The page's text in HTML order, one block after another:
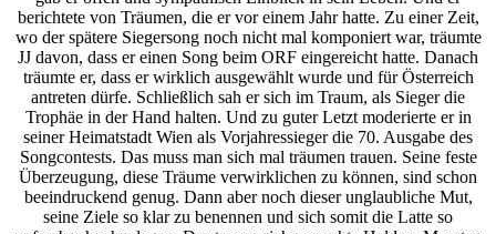
berichtete von Träumen, die er vor einem Jahr hatte. Zu einer Zeit,
wo der spätere Siegersong noch nicht mal komponiert war, träumte
JJ davon, dass er einen Song beim ORF eingereicht hatte. Danach
träumte er, dass er wirklich ausgewählt wurde und für Österreich
antreten dürfe. Schließlich sah er sich im Traum, als Sieger die
Trophäe in der Hand halten. Und zu guter Letzt moderierte er in
seiner Heimatstadt Wien als Vorjahressieger die 70. Ausgabe des
Songcontests. Das muss man sich mal träumen trauen. Seine feste
Überzeugung, diese Träume verwirklichen zu können, sind schon
beeindruckend genug. Dann aber noch dieser unglaubliche Mut,
seine Ziele so klar zu benennen und sich somit die Latte so